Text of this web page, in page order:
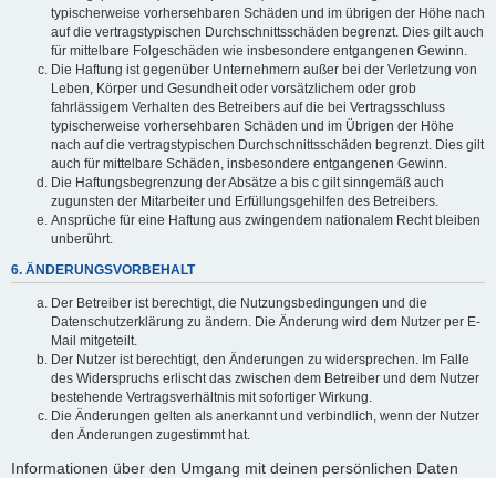
typischerweise vorhersehbaren Schäden und im übrigen der Höhe nach
auf die vertragstypischen Durchschnittsschäden begrenzt. Dies gilt auch
für mittelbare Folgeschäden wie insbesondere entgangenen Gewinn.
Die Haftung ist gegenüber Unternehmern außer bei der Verletzung von
Leben, Körper und Gesundheit oder vorsätzlichem oder grob
fahrlässigem Verhalten des Betreibers auf die bei Vertragsschluss
typischerweise vorhersehbaren Schäden und im Übrigen der Höhe
nach auf die vertragstypischen Durchschnittsschäden begrenzt. Dies gilt
auch für mittelbare Schäden, insbesondere entgangenen Gewinn.
Die Haftungsbegrenzung der Absätze a bis c gilt sinngemäß auch
zugunsten der Mitarbeiter und Erfüllungsgehilfen des Betreibers.
Ansprüche für eine Haftung aus zwingendem nationalem Recht bleiben
unberührt.
6. ÄNDERUNGSVORBEHALT
Der Betreiber ist berechtigt, die Nutzungsbedingungen und die
Datenschutzerklärung zu ändern. Die Änderung wird dem Nutzer per E-
Mail mitgeteilt.
Der Nutzer ist berechtigt, den Änderungen zu widersprechen. Im Falle
des Widerspruchs erlischt das zwischen dem Betreiber und dem Nutzer
bestehende Vertragsverhältnis mit sofortiger Wirkung.
Die Änderungen gelten als anerkannt und verbindlich, wenn der Nutzer
den Änderungen zugestimmt hat.
Informationen über den Umgang mit deinen persönlichen Daten